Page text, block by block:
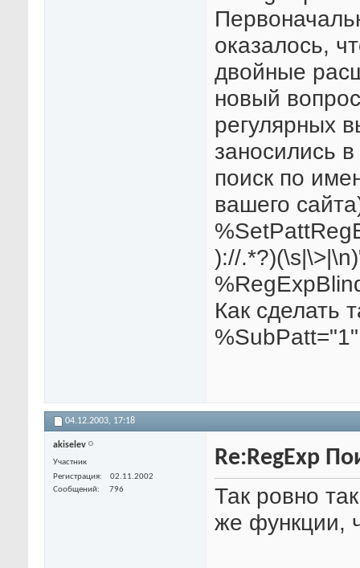
оказалось,
двойные
новый
регулярных
заносились
поиск по
вашего
)://
Как сделать
04.12.2003, 17:18
akiselev
Участник
Регистрация
02.11.2002
Сообщений
796
Re:RegExp
Так ровно
же функции,